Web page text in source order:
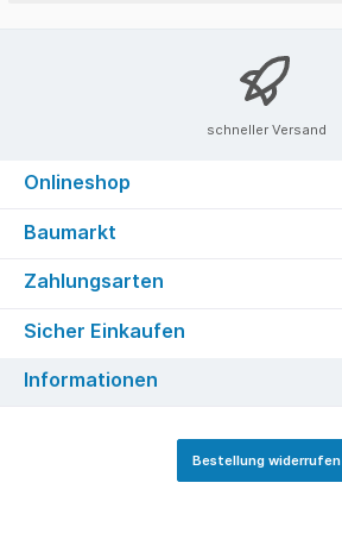
schneller Versand
Onlineshop
Baumarkt
Zahlungsarten
Sicher Einkaufen
Informationen
Bestellung widerrufen